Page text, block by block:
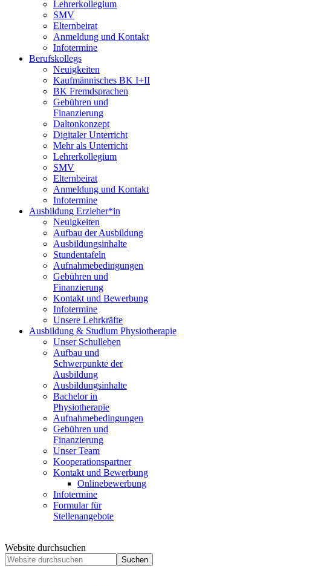
Lehrerkollegium
SMV
Elternbeirat
Anmeldung und Kontakt
Infotermine
Berufskollegs
Neuigkeiten
Kaufmännisches BK I+II
BK Fremdsprachen
Gebühren und
Finanzierung
Daltonkonzept
Digitaler Unterricht
Mehr als Unterricht
Lehrerkollegium
SMV
Elternbeirat
Anmeldung und Kontakt
Infotermine
Ausbildung Erzieher*in
Neuigkeiten
Aufbau der Ausbildung
Ausbildungsinhalte
Stundentafeln
Aufnahmebedingungen
Gebühren und
Finanzierung
Kontakt und Bewerbung
Infotermine
Unsere Lehrkräfte
Ausbildung & Studium Physiotherapie
Unser Schulleben
Aufbau und
Schwerpunkte der
Ausbildung
Ausbildungsinhalte
Bachelor in
Physiotherapie
Aufnahmebedingungen
Gebühren und
Finanzierung
Unser Team
Kooperationspartner
Kontakt und Bewerbung
Onlinebewerbung
Infotermine
Formular für
Stellenangebote
Website durchsuchen
Suchen